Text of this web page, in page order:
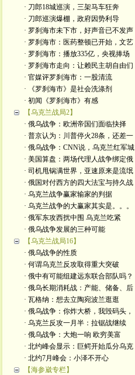
· 刀郎18城巡演，三架马车狂奔
· 刀郎巡演爆棚，政府因势利导
· 罗刹海市未下市，好声音已不发声
· 罗刹海市：医药整顿已开始，文艺
· 罗刹海市：播放335亿，央视捧场
· 罗刹海市走向：让赖民主胡自由们
· 官媒评罗刹海市：一股清流
· 《罗刹海市》是社会洗涤剂
· 初闻《罗刹海市》有感
【乌克兰战局2】
· 俄乌战争：欧洲帝国们面临抉择
· 普京认为：川普停火28条，还差一
· 俄乌战争：CNN说，乌克兰红军城
· 美国算盘：两场代理人战争绑定俄
· 司机甩锅满世界，亚速原来是流氓
· 俄国对付西方的四大法宝与持久战
· 乌克兰战争赢家输家的判据
· 乌克兰战争的大赢家其实是。。。
· 俄军东攻西扰中围 乌克兰吃紧
· 俄乌战争发展的三种可能
【乌克兰战局16】
· 俄乌战争的性质
· 何谓乌克兰反攻取得重大突破
· 俄中有可能组建远东联合部队吗？
· 俄乌长期消耗战：产能、储备、后
· 瓦格纳：想去立陶宛波兰逛逛
· 俄乌战争：你炸大桥，我毁码头，
· 乌克兰反攻一月半：拉锯战继续
· 俄乌战争：大炮一响 欧穷美富
· 北约峰会显示：巨鳄开始瓜分乌克
· 北约7月峰会：小泽不开心
【海参崴专栏】